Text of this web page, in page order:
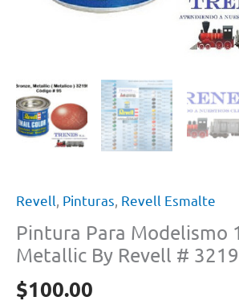
Revell, Pinturas, Revell Esmalte
Pintura Para Modelismo
Metallic By Revell #
$100.00